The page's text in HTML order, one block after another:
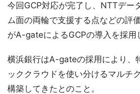
今回GCP対応が完了し、NTTデー
ム面の両輪で支援する点などの評
がA-gateによるGCPの導入を採用
横浜銀行はA-gateの採用により、
ッククラウドを使い分けるマルチ
構築してきたとのこと。